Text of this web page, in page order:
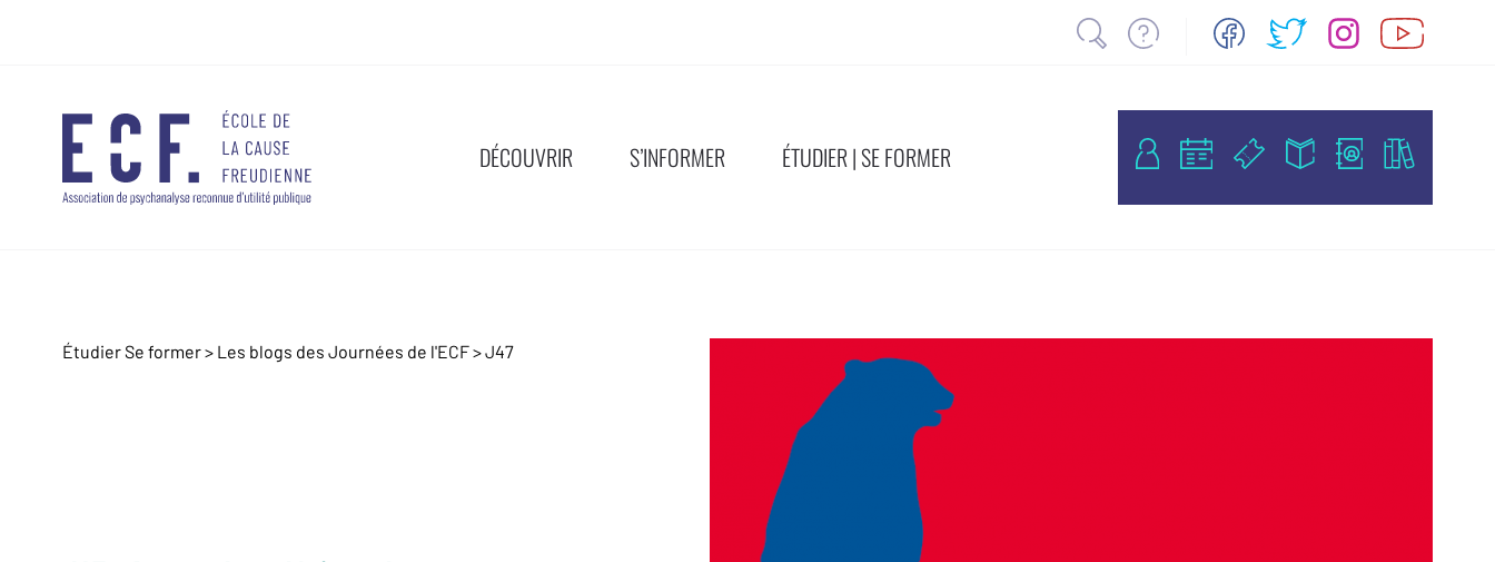
DÉCOUVRIR S’INFORMER ÉTUDIER | SE FORMER
Étudier Se former > Les blogs des Journées de l'ECF>J47